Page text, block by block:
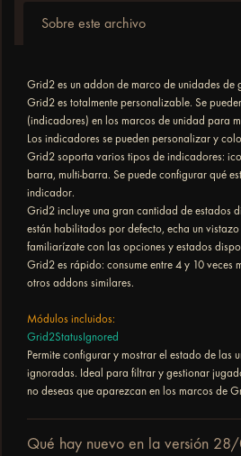
Sobre este archivo
Grid2 es un addon de marco de unidades de
Grid2 es totalmente personalizable. Se
(indicadores) en los marcos de unidad para
Los indicadores se pueden personalizar y
Grid2 soporta varios tipos de indicadores:
barra, multi-barra. Se puede configurar qué
indicador.
Grid2 incluye una gran cantidad de estados
están habilitados por defecto, echa un
familiarízate con las opciones y estados
Grid2 es rápido: consume entre 4 y 10 veces
otros addons similares.
Módulos incluidos:
Grid2StatusIgnored
Permite configurar y mostrar el estado de las
ignoradas. Ideal para filtrar y gestionar
no deseas que aparezcan en los marcos de
Qué hay nuevo en la versión